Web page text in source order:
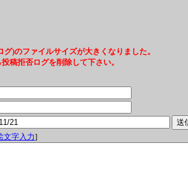
)のファイルサイズが大きくなりました。
稿拒否ログを削除して下さい。
文字入力]